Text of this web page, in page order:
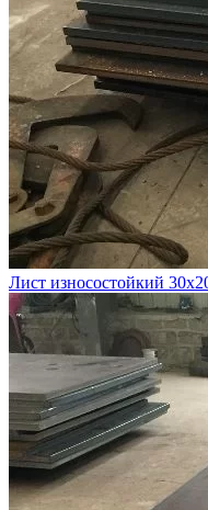
Лист износостойкий